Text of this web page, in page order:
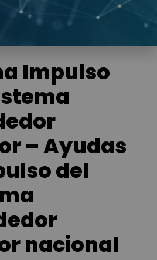
Impulso
– Ayudas
del
nacional